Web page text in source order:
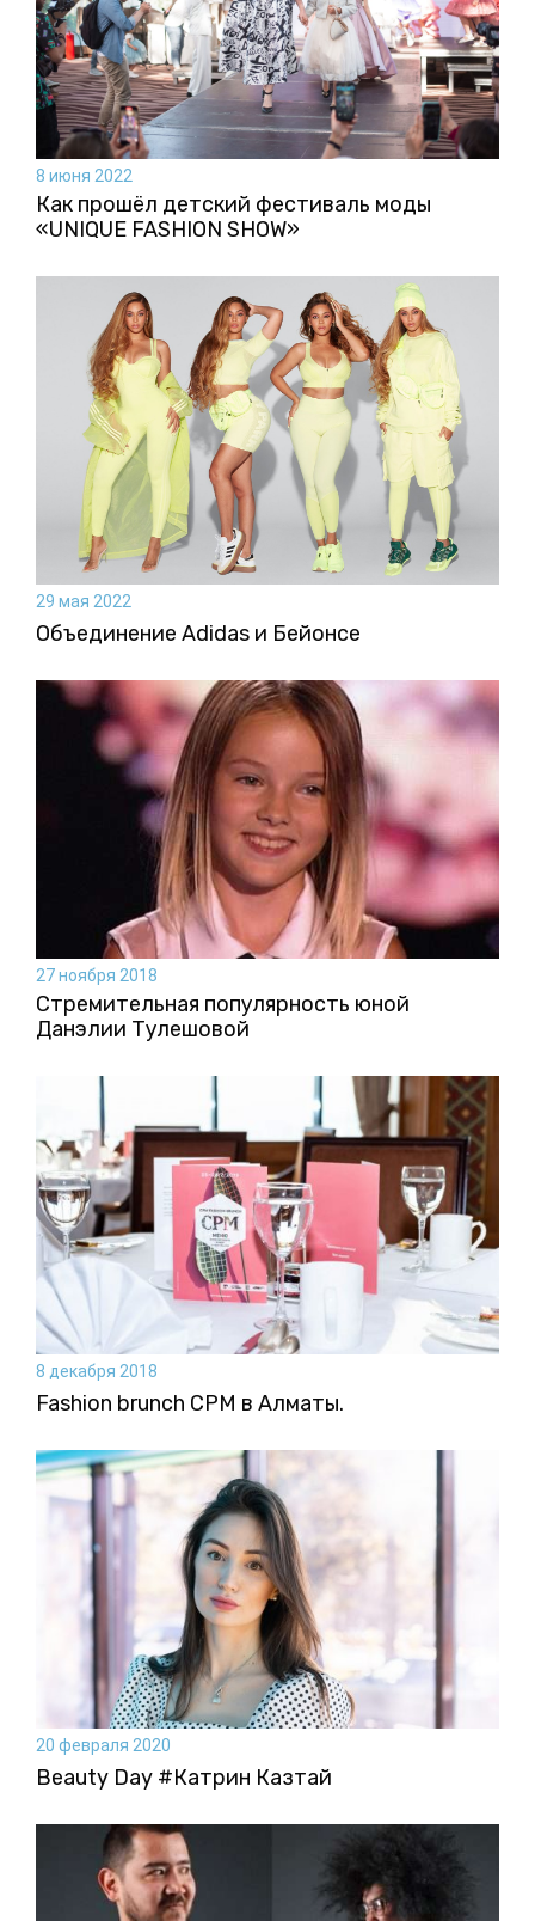
8 июня 2022
Как прошёл детский фестиваль моды
«UNIQUE FASHION SHOW»
29 мая 2022
Объединение Adidas и Бейонсе
27 ноября 2018
Стремительная популярность юной
Данэлии Тулешовой
8 декабря 2018
Fashion brunch CPM в Алматы.
20 февраля 2020
Beauty Day #Катрин Казтай